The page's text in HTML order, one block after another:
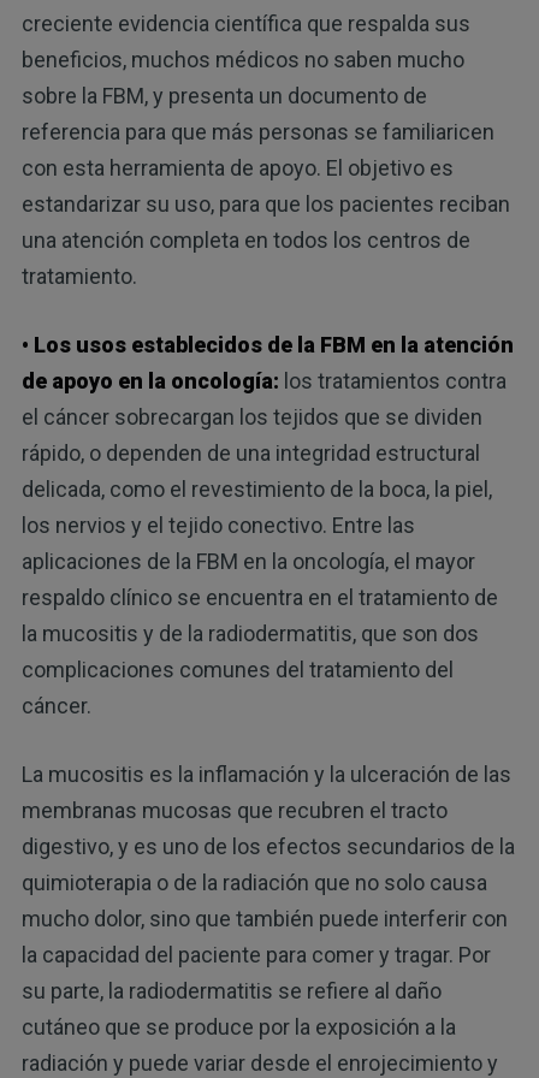
creciente evidencia científica que respalda sus
beneficios, muchos médicos no saben mucho
sobre la FBM, y presenta un documento de
referencia para que más personas se familiaricen
con esta herramienta de apoyo. El objetivo es
estandarizar su uso, para que los pacientes reciban
una atención completa en todos los centros de
tratamiento.
• Los usos establecidos de la FBM en la atención
de apoyo en la oncología: los tratamientos contra
el cáncer sobrecargan los tejidos que se dividen
rápido, o dependen de una integridad estructural
delicada, como el revestimiento de la boca, la piel,
los nervios y el tejido conectivo. Entre las
aplicaciones de la FBM en la oncología, el mayor
respaldo clínico se encuentra en el tratamiento de
la mucositis y de la radiodermatitis, que son dos
complicaciones comunes del tratamiento del
cáncer.
La mucositis es la inflamación y la ulceración de las
membranas mucosas que recubren el tracto
digestivo, y es uno de los efectos secundarios de la
quimioterapia o de la radiación que no solo causa
mucho dolor, sino que también puede interferir con
la capacidad del paciente para comer y tragar. Por
su parte, la radiodermatitis se refiere al daño
cutáneo que se produce por la exposición a la
radiación y puede variar desde el enrojecimiento y